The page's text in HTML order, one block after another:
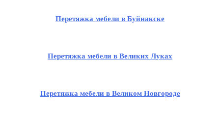
Перетяжка мебели в Буйнакске
Перетяжка мебели в Великих Луках
Перетяжка мебели в Великом Новгороде